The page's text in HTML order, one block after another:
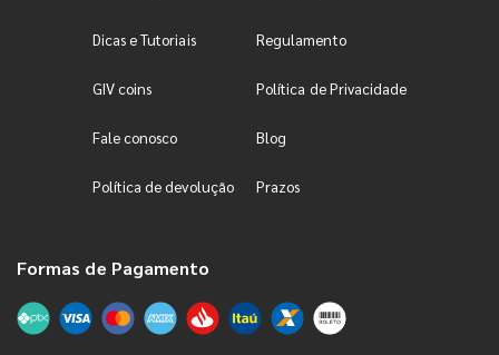
Dicas e Tutoriais Regulamento
GIV coins Política de Privacidade
Fale conosco Blog
Política de devolução Prazos
Formas de Pagamento